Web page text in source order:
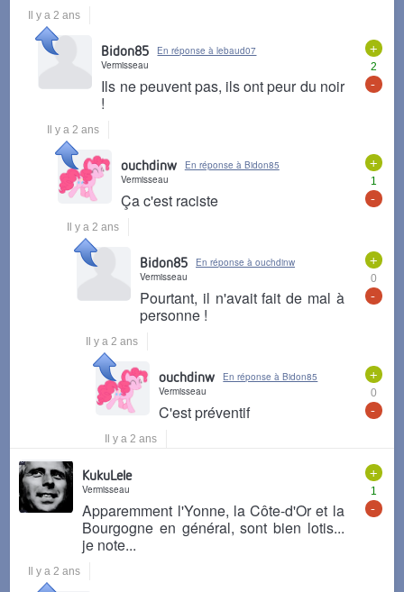
Il y a 2 ans
+
2
-
Bidon85
En réponse à lebaud07
Vermisseau
Ils ne peuvent pas, ils ont peur du noir
!
Il y a 2 ans
+
1
-
ouchdinw
En réponse à Bidon85
Vermisseau
Ça c'est raciste
Il y a 2 ans
+
0
-
Bidon85
En réponse à ouchdinw
Vermisseau
Pourtant, il n'avait fait de mal à
personne !
Il y a 2 ans
+
0
-
ouchdinw
En réponse à Bidon85
Vermisseau
C'est préventif
Il y a 2 ans
+
1
-
KukuLele
Vermisseau
Apparemment l'Yonne, la Côte-d'Or et la
Bourgogne en général, sont bien lotis...
je note...
Il y a 2 ans